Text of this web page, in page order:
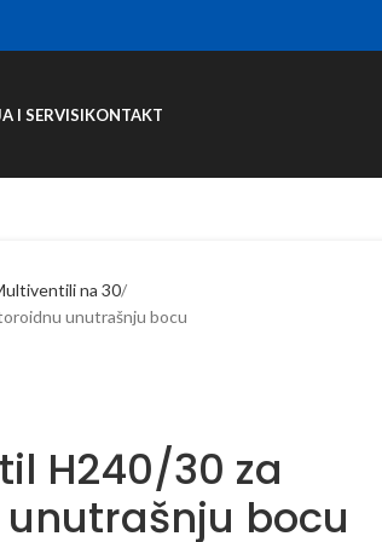
I SERVISIKONTAKT
na 30
unutrašnju bocu
H240/30 za
bocu